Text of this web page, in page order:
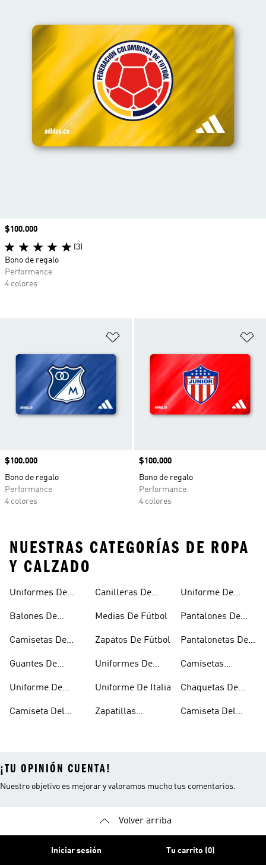
Precio
$100.000
Bono de regalo
Performance
4 colores
Precio
$100.000
Bono de regalo
Performance
4 colores
Precio
$100.000
(3)
Bono de regalo
Performance
4 colores
NUESTRAS CATEGORÍAS DE ROPA
Y CALZADO
Uniformes De
Balones De
Camisetas De
Guantes De
Uniforme De
Camiseta Del
Canilleras De
Medias De Fútbol
Zapatos De Fútbol
Uniformes De
Uniforme De Italia
Zapatillas
Uniforme De
Pantalones De
Pantalonetas De
Camisetas
Chaquetas De
Camiseta Del
¡TU OPINIÓN CUENTA!
Nuestro objetivo es mejorar y valoramos mucho tus comentarios.
Volver arriba
Iniciar sesión Tu carrito (0)